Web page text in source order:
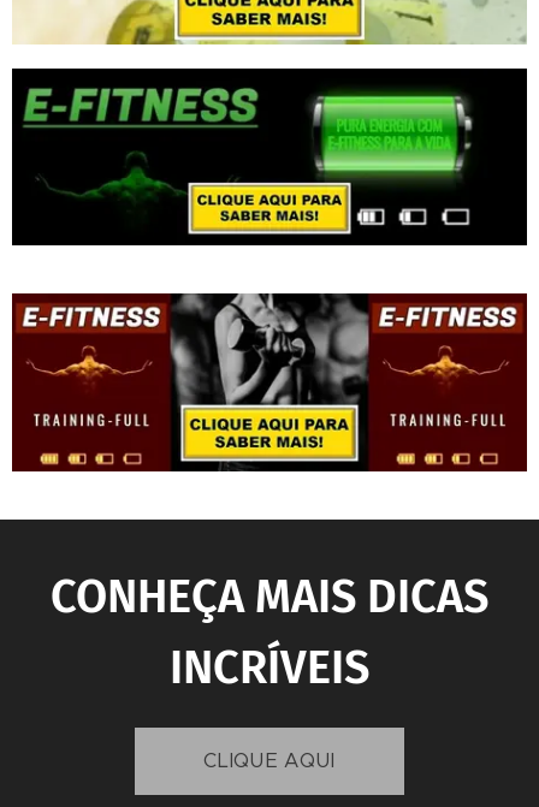
CONHEÇA MAIS DICAS
INCRÍVEIS
CLIQUE AQUI